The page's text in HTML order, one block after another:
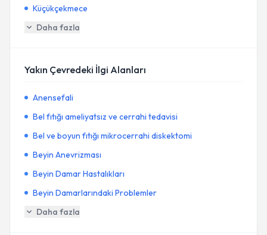
Küçükçekmece
Daha fazla
Yakın Çevredeki İlgi Alanları
Anensefali
Bel fıtığı ameliyatsız ve cerrahi tedavisi
Bel ve boyun fıtığı mikrocerrahi diskektomi
Beyin Anevrizması
Beyin Damar Hastalıkları
Beyin Damarlarındaki Problemler
Daha fazla